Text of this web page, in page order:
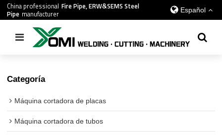
China professional Fire Pipe, ERW&SEMS Steel
Pipe manufacturer Español
todos / rotador de cadena
Categoría
Máquina cortadora de placas
Máquina cortadora de tubos